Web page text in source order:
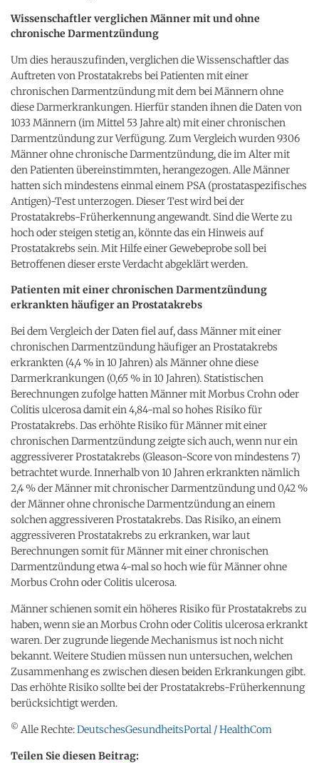
Wissenschaftler verglichen Männer mit und ohne
chronische Darmentzündung
Um dies herauszufinden, verglichen die Wissenschaftler das
Auftreten von Prostatakrebs bei Patienten mit einer
chronischen Darmentzündung mit dem bei Männern ohne
diese Darmerkrankungen. Hierfür standen ihnen die Daten von
1033 Männern (im Mittel 53 Jahre alt) mit einer chronischen
Darmentzündung zur Verfügung. Zum Vergleich wurden 9306
Männer ohne chronische Darmentzündung, die im Alter mit
den Patienten übereinstimmten, herangezogen. Alle Männer
hatten sich mindestens einmal einem PSA (prostataspezifisches
Antigen)-Test unterzogen. Dieser Test wird bei der
Prostatakrebs-Früherkennung angewandt. Sind die Werte zu
hoch oder steigen stetig an, könnte das ein Hinweis auf
Prostatakrebs sein. Mit Hilfe einer Gewebeprobe soll bei
Betroffenen dieser erste Verdacht abgeklärt werden.
Patienten mit einer chronischen Darmentzündung
erkrankten häufiger an Prostatakrebs
Bei dem Vergleich der Daten fiel auf, dass Männer mit einer
chronischen Darmentzündung häufiger an Prostatakrebs
erkrankten (4,4 % in 10 Jahren) als Männer ohne diese
Darmerkrankungen (0,65 % in 10 Jahren). Statistischen
Berechnungen zufolge hatten Männer mit Morbus Crohn oder
Colitis ulcerosa damit ein 4,84-mal so hohes Risiko für
Prostatakrebs. Das erhöhte Risiko für Männer mit einer
chronischen Darmentzündung zeigte sich auch, wenn nur ein
aggressiverer Prostatakrebs (Gleason-Score von mindestens 7)
betrachtet wurde. Innerhalb von 10 Jahren erkrankten nämlich
2,4 % der Männer mit chronischer Darmentzündung und 0,42 %
der Männer ohne chronische Darmentzündung an einem
solchen aggressiveren Prostatakrebs. Das Risiko, an einem
aggressiveren Prostatakrebs zu erkranken, war laut
Berechnungen somit für Männer mit einer chronischen
Darmentzündung etwa 4-mal so hoch wie für Männer ohne
Morbus Crohn oder Colitis ulcerosa.
Männer schienen somit ein höheres Risiko für Prostatakrebs zu
haben, wenn sie an Morbus Crohn oder Colitis ulcerosa erkrankt
waren. Der zugrunde liegende Mechanismus ist noch nicht
bekannt. Weitere Studien müssen nun untersuchen, welchen
Zusammenhang es zwischen diesen beiden Erkrankungen gibt.
Das erhöhte Risiko sollte bei der Prostatakrebs-Früherkennung
berücksichtigt werden.
© Alle Rechte:DeutschesGesundheitsPortal / HealthCom
Teilen Sie diesen Beitrag: